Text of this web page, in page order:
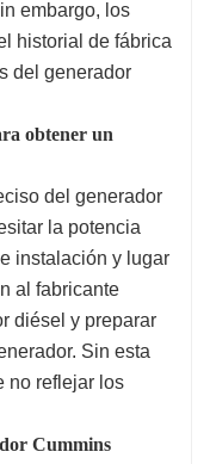
embargo, los
historial de fábrica
del generador
obtener un
del generador
la potencia
instalación y lugar
al fabricante
diésel y preparar
Sin esta
no reflejar los
Cummins